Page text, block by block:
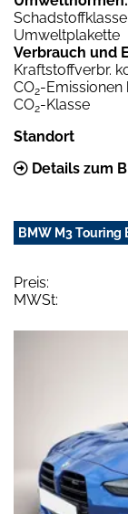
Schadstoffklasse
Umweltplakette
Verbrauch und
Kraftstoffverbr.
CO2-Emissionen
CO2-Klasse
Standort
Details zum
BMW M3 Touring
Preis:
MWSt: